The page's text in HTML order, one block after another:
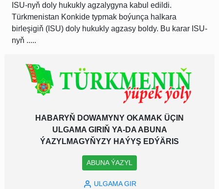
ISU-nyň doly hukukly agzalygyna kabul edildi.
Türkmenistan Konkide typmak boýunça halkara
birleşigiň (ISU) doly hukukly agzasy boldy. Bu karar ISU-
nyň .....
HABARYŇ DOWAMYNY OKAMAK ÜÇIN
ULGAMA GIRIŇ YA-DA ABUNA
ÝAZYLMAGYŇYZY HAÝYŞ EDÝÄRIS
ABUNA ÝAZYL
ULGAMA GIR